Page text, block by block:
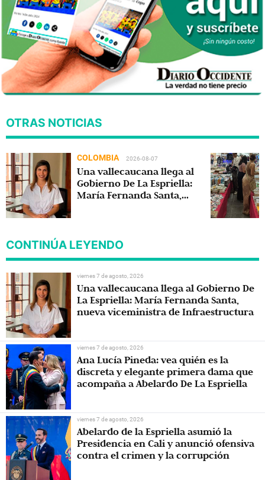
OTRAS NOTICIAS
COLOMBIA 2026-08-07
Una vallecaucana llega al
Gobierno De La Espriella:
María Fernanda Santa,
CONTINÚA LEYENDO
viernes 7 de agosto, 2026
Una vallecaucana llega al Gobierno De
La Espriella: María Fernanda Santa,
nueva viceministra de Infraestructura
viernes 7 de agosto, 2026
Ana Lucía Pineda: vea quién es la
discreta y elegante primera dama que
acompaña a Abelardo De La Espriella
viernes 7 de agosto, 2026
Abelardo de la Espriella asumió la
Presidencia en Cali y anunció ofensiva
contra el crimen y la corrupción